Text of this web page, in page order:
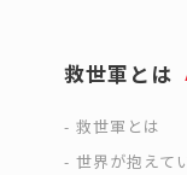
救世軍とは
救世軍とは
世界が抱えて